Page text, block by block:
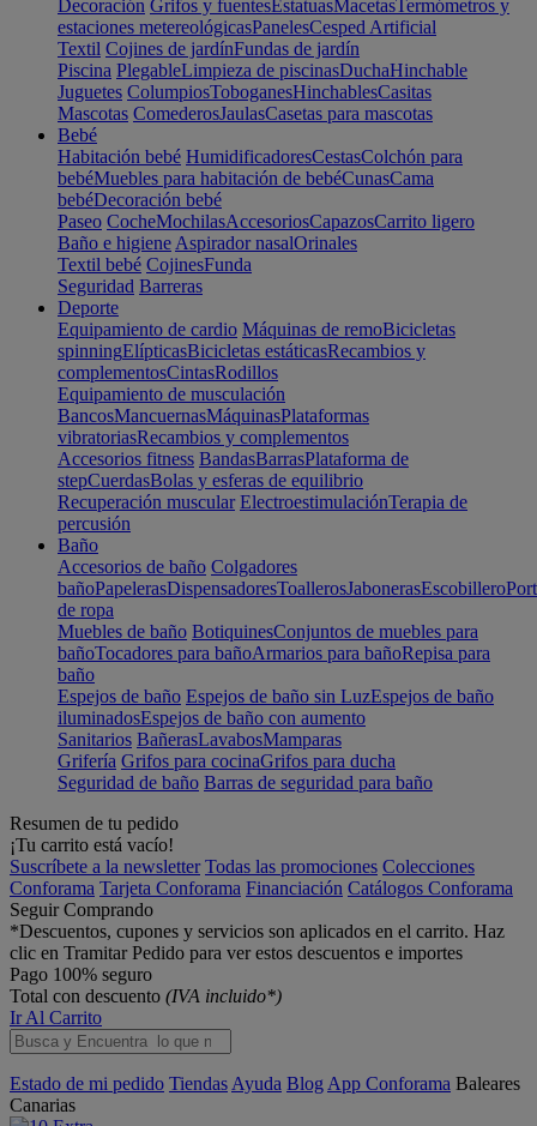
Decoración Grifos y fuentesEstatuasMacetasTermómetros y
estaciones metereológicasPanelesCesped Artificial
Textil Cojines de jardínFundas de jardín
Piscina PlegableLimpieza de piscinasDuchaHinchable
Juguetes ColumpiosToboganesHinchablesCasitas
Mascotas ComederosJaulasCasetas para mascotas
Bebé
Habitación bebé HumidificadoresCestasColchón para
bebéMuebles para habitación de bebéCunasCama
bebéDecoración bebé
Paseo CocheMochilasAccesoriosCapazosCarrito ligero
Baño e higiene Aspirador nasalOrinales
Textil bebé CojinesFunda
Seguridad Barreras
Deporte
Equipamiento de cardio Máquinas de remoBicicletas
spinningElípticasBicicletas estáticasRecambios y
complementosCintasRodillos
Equipamiento de musculación
BancosMancuernasMáquinasPlataformas
vibratoriasRecambios y complementos
Accesorios fitness BandasBarrasPlataforma de
stepCuerdasBolas y esferas de equilibrio
Recuperación muscular ElectroestimulaciónTerapia de
percusión
Baño
Accesorios de baño Colgadores
bañoPapelerasDispensadoresToallerosJabonerasEscobillero
de ropa
Muebles de baño BotiquinesConjuntos de muebles para
bañoTocadores para bañoArmarios para bañoRepisa para
baño
Espejos de baño Espejos de baño sin LuzEspejos de baño
iluminadosEspejos de baño con aumento
Sanitarios BañerasLavabosMamparas
Grifería Grifos para cocinaGrifos para ducha
Seguridad de baño Barras de seguridad para baño
Resumen de tu pedido
¡Tu carrito está vacío!
Suscríbete a la newsletter Todas las promociones Colecciones
Conforama Tarjeta Conforama Financiación Catálogos Conforama
Seguir Comprando
*Descuentos, cupones y servicios son aplicados en el carrito. Haz
clic en Tramitar Pedido para ver estos descuentos e importes
Pago 100% seguro
Total con descuento (IVA incluido*)
Ir Al Carrito
Estado de mi pedido Tiendas Ayuda Blog App Conforama Baleares
Canarias